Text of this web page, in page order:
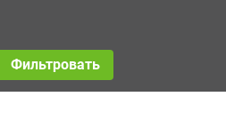
Фильтровать